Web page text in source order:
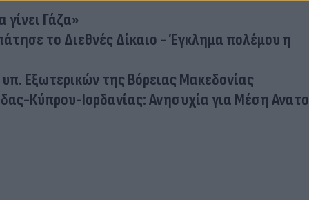
Γάζα»
το Διεθνές Δίκαιο - Έγκλημα πολέμου η
Εξωτερικών της Βόρειας Μακεδονίας
Κύπρου-Ιορδανίας: Ανησυχία για Μέση